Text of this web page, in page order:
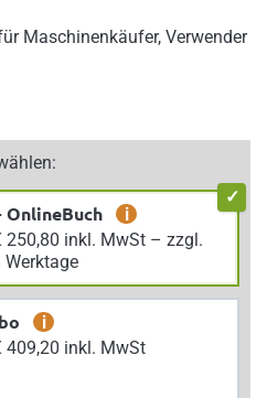
Maschinenkäufer, Verwender
OnlineBuch
i
250,80 inkl. MwSt – zzgl.
Werktage
i
409,20 inkl. MwSt